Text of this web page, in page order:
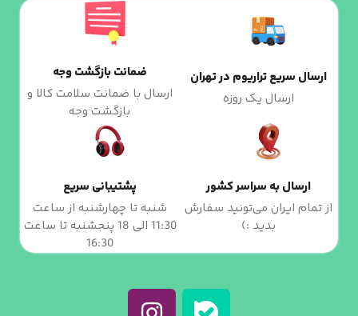
ارسال سریع تراریوم در تهران
ارسال یک روزه
ضمانت بازگشت وجه
ارسال با ضمانت سلامت کالا و
بازگشت وجه
ارسال به سراسر کشور
از تمام ایران می‌تونید سفارش
بدید :)
پشتیبانی سریع
شنبه تا چهارشنبه از ساعت
11:30 الی 18 پنجشنبه تا ساعت
16:30